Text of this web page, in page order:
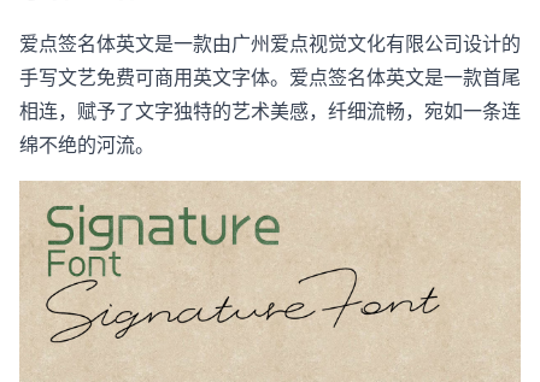
爱点签名体英文是一款由广州爱点视觉文化有限公司设计的
手写文艺免费可商用英文字体。爱点签名体英文是一款首尾
相连，赋予了文字独特的艺术美感，纤细流畅，宛如一条连
绵不绝的河流。